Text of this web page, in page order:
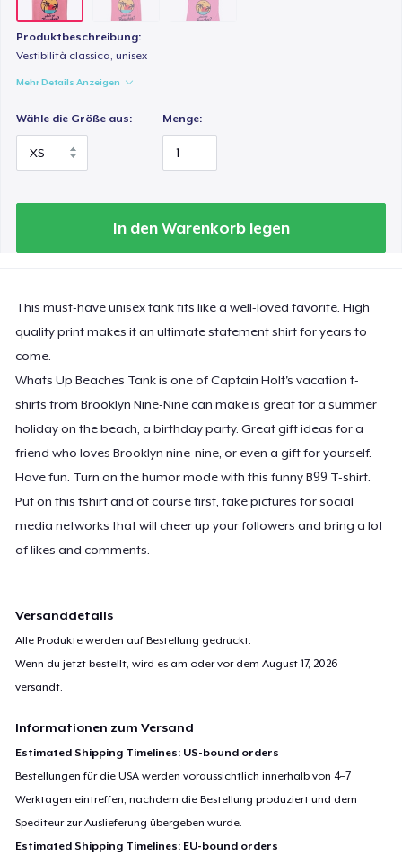
Produktbeschreibung:
Vestibilità classica, unisex
Mehr Details Anzeigen
Wähle die Größe aus: Menge:
In den Warenkorb legen
This must-have unisex tank fits like a well-loved favorite. High
quality print makes it an ultimate statement shirt for years to
come.
Whats Up Beaches Tank is one of Captain Holt's vacation t-
shirts from Brooklyn Nine-Nine can make is great for a summer
holiday on the beach, a birthday party. Great gift ideas for a
friend who loves Brooklyn nine-nine, or even a gift for yourself.
Have fun. Turn on the humor mode with this funny B99 T-shirt.
Put on this tshirt and of course first, take pictures for social
media networks that will cheer up your followers and bring a lot
of likes and comments.
Versanddetails
Alle Produkte werden auf Bestellung gedruckt.
Wenn du jetzt bestellt, wird es am oder vor demAugust 17, 2026
versandt.
Informationen zum Versand
Estimated Shipping Timelines: US-bound orders
Bestellungen für die USA werden voraussichtlich innerhalb von 4–7
Werktagen eintreffen, nachdem die Bestellung produziert und dem
Spediteur zur Auslieferung übergeben wurde.
Estimated Shipping Timelines: EU-bound orders